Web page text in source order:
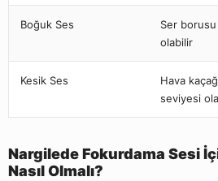
Boğuk Ses
Ser
olabilir
Kesik Ses
Hava
seviyesi
Nargilede Fokurdama Sesi
Nasıl Olmalı?